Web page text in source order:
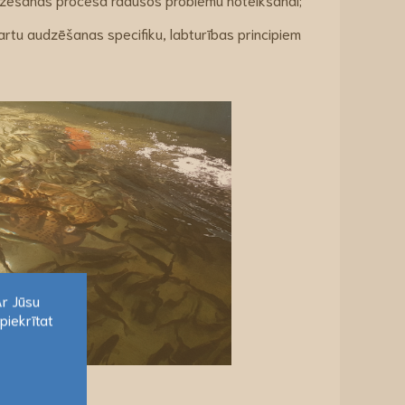
audzēšanas specifiku, labturības principiem
Jūsu